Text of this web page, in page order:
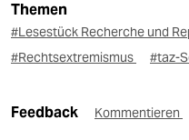
Themen
#Lesestück Recherche und
#Rechtsextremismus
#taz-
Feedback Kommentieren